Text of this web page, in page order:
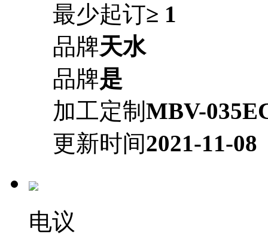
最少起订≥ 1
品牌天水
品牌是
加工定制 MBV-
更新时间2021-11-08
电议